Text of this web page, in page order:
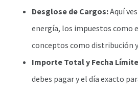
Desglose de Cargos:Aquí
energía, los impuestos como
conceptos como distribución
Importe Total y Fecha
debes pagar y el día exacto